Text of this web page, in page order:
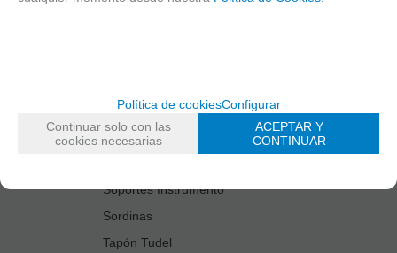
Estuches Guardacañas
Limpiadores
Protectores Boquilla
Soportes Instrumento
Sordinas
Tapón Tudel
Política de cookiesConfigurar
Continuar solo con las
cookies necesarias
ACEPTAR Y
CONTINUAR